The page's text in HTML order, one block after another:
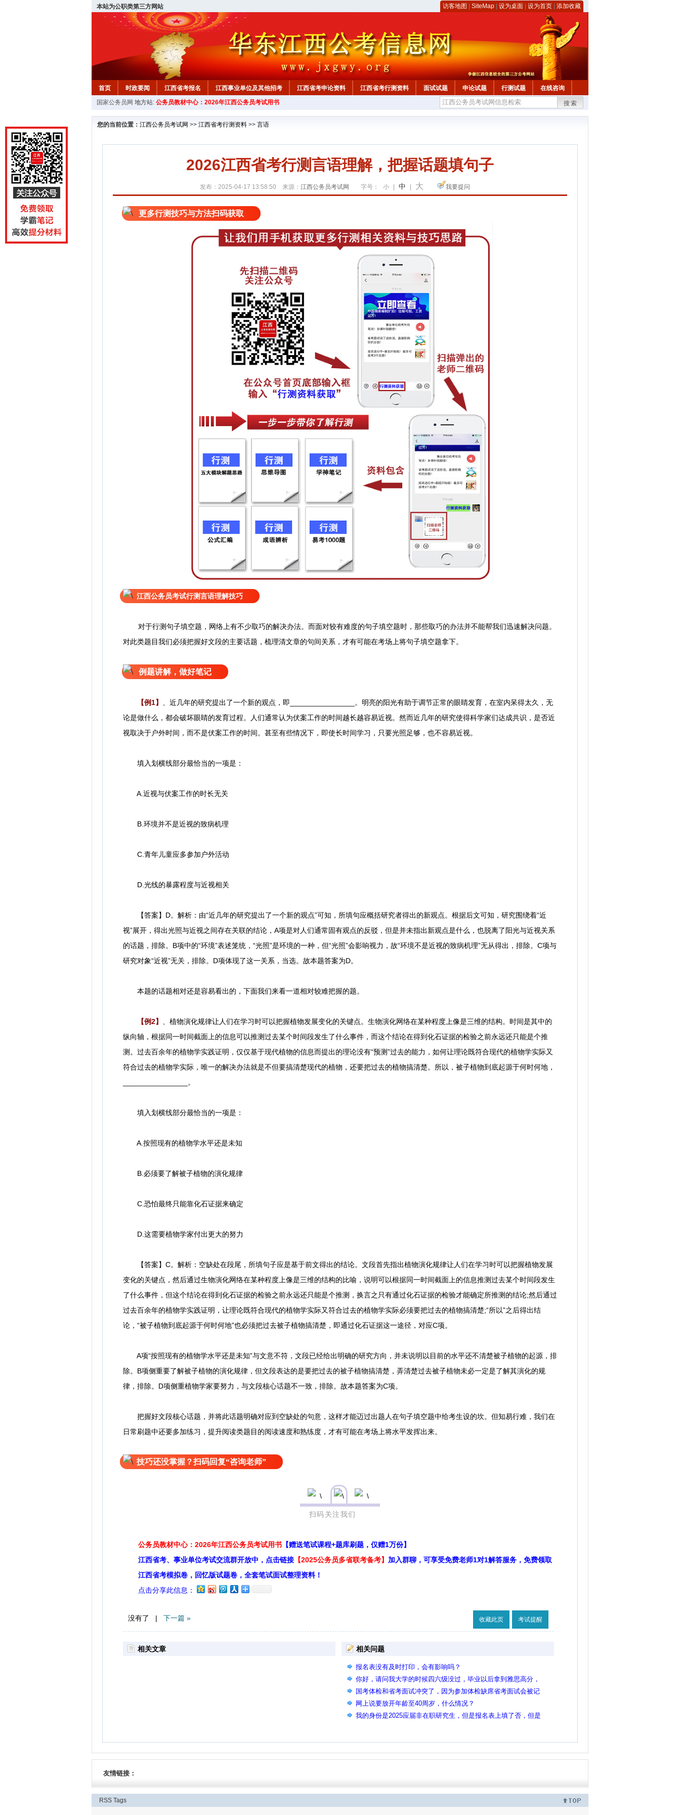
本站为公职类第三方网站 访客地图 SiteMap 设为桌面 设为首页 添加收藏
首页 时政要闻 江西省考报名 江西事业单位及其他招考 江西省考申论资料 江西省考行测资料 面试试题 申论试题 行测试题 在线咨询
教材中心
国家公务员网 地方站: 公务员教材中心：2026年江西公务员考试用书 搜索
您的当前位置： 江西公务员考试网 >> 江西省考行测资料 >> 言语
2026江西省考行测言语理解，把握话题填句子
发布：2025-04-17 13:58:50 来源： 江西公务员考试网 字号： 小 中 大 我要提问
更多行测技巧与方法扫码获取
江西公务员考试行测言语理解技巧
对于行测句子填空题，网络上有不少取巧的解决办法。而面对较有难度的句子填空题时，那些取巧的办法并不能帮我们迅速解决问题。
对此类题目我们必须把握好文段的主要话题，梳理清文章的句间关系，才有可能在考场上将句子填空题拿下。
例题讲解，做好笔记
【例1】
、近几年的研究提出了一个新的观点，即________________。明亮的阳光有助于调节正常的眼睛发育，在室内呆得太久，无
论是做什么，都会破坏眼睛的发育过程。人们通常认为伏案工作的时间越长越容易近视。然而近几年的研究使得科学家们达成共识，是否近
视取决于户外时间，而不是伏案工作的时间。甚至有些情况下，即使长时间学习，只要光照足够，也不容易近视。
填入划横线部分最恰当的一项是：
A.近视与伏案工作的时长无关
B.环境并不是近视的致病机理
C.青年儿童应多参加户外活动
D.光线的暴露程度与近视相关
【答案】D。解析：由“近几年的研究提出了一个新的观点”可知，所填句应概括研究者得出的新观点。根据后文可知，研究围绕着“近
视”展开，得出光照与近视之间存在关联的结论，A项是对人们通常固有观点的反驳，但是并未指出新观点是什么，也脱离了阳光与近视关系
的话题，排除。B项中的“环境”表述笼统，“光照”是环境的一种，但“光照”会影响视力，故“环境不是近视的致病机理”无从得出，排除。C项与
研究对象“近视”无关，排除。D项体现了这一关系，当选。故本题答案为D。
本题的话题相对还是容易看出的，下面我们来看一道相对较难把握的题。
【例2】
、植物演化规律让人们在学习时可以把握植物发展变化的关键点。生物演化网络在某种程度上像是三维的结构。时间是其中的
纵向轴，根据同一时间截面上的信息可以推测过去某个时间段发生了什么事件，而这个结论在得到化石证据的检验之前永远还只能是个推
测。过去百余年的植物学实践证明，仅仅基于现代植物的信息而提出的理论没有“预测”过去的能力，如何让理论既符合现代的植物学实际又
符合过去的植物学实际，唯一的解决办法就是不但要搞清楚现代的植物，还要把过去的植物搞清楚。所以，被子植物到底起源于何时何地，
________________。
填入划横线部分最恰当的一项是：
A.按照现有的植物学水平还是未知
B.必须要了解被子植物的演化规律
C.恐怕最终只能靠化石证据来确定
D.这需要植物学家付出更大的努力
【答案】C。解析：空缺处在段尾，所填句子应是基于前文得出的结论。文段首先指出植物演化规律让人们在学习时可以把握植物发展
变化的关键点，然后通过生物演化网络在某种程度上像是三维的结构的比喻，说明可以根据同一时间截面上的信息推测过去某个时间段发生
了什么事件，但这个结论在得到化石证据的检验之前永远还只能是个推测，换言之只有通过化石证据的检验才能确定所推测的结论;然后通过
过去百余年的植物学实践证明，让理论既符合现代的植物学实际又符合过去的植物学实际必须要把过去的植物搞清楚;“所以”之后得出结
论，“被子植物到底起源于何时何地”也必须把过去被子植物搞清楚，即通过化石证据这一途径，对应C项。
A项“按照现有的植物学水平还是未知”与文意不符，文段已经给出明确的研究方向，并未说明以目前的水平还不清楚被子植物的起源，排
除。B项侧重要了解被子植物的演化规律，但文段表达的是要把过去的被子植物搞清楚，弄清楚过去被子植物未必一定是了解其演化的规
律，排除。D项侧重植物学家要努力，与文段核心话题不一致，排除。故本题答案为C项。
把握好文段核心话题，并将此话题明确对应到空缺处的句意，这样才能迈过出题人在句子填空题中给考生设的坎。但知易行难，我们在
日常刷题中还要多加练习，提升阅读类题目的阅读速度和熟练度，才有可能在考场上将水平发挥出来。
技巧还没掌握？扫码回复“咨询老师”
扫码关注我们
公务员教材中心：2026年江西公务员考试用书 【赠送笔试课程+题库刷题，仅赠1万份】
江西省考、事业单位考试交流群开放中，点击链接 【2025公务员多省联考备考】 加入群聊，可享受免费老师1对1解答服务，免费领取
江西省考模拟卷，回忆版试题卷，全套笔试面试整理资料！
点击分享此信息：
没有了 | 下一篇 » 收藏此页 考试提醒
相关文章 相关问题
报名表没有及时打印，会有影响吗？
你好，请问我大学的时候四六级没过，毕业以后拿到雅思高分，
可以报哪些要求过四六级的岗位吗？
国考体检和省考面试冲突了，因为参加体检缺席省考面试会被记
入诚信档案吗？
网上说要放开年龄至40周岁，什么情况？
我的身份是2025应届非在职研究生，但是报名表上填了否，但是
友情链接：
RSS Tags